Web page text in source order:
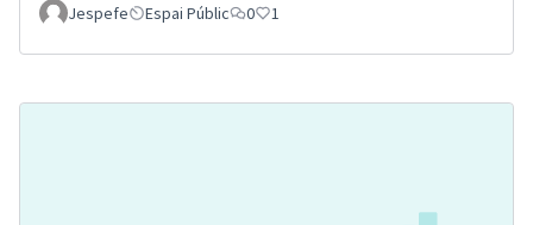
Jespefe Espai Públic 0 1